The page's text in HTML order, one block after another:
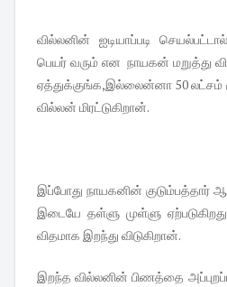
வில்லனின் ஐடியாப்படி
பெயர் வரும் என நாயகன் மறுத்து
ஏத்துக்குங்க,இல்லைன்னா 50
வில்லன் மிரட்டுகிறான்.
இப்போது நாயகனின் குடும்பத்தார்
இடையே தள்ளு முள்ளு
விதமாக இறந்து விடுகிறான்.
இறந்த வில்லனின் பிணத்தை